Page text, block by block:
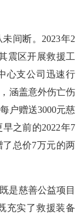
间断。2023年2
震区开展救援工
心支公司迅速行
涵盖意外伤亡伤
户赠送3000元慈
之前的2022年7
总价7万元的两
是慈善公益项目
充实了救援装备